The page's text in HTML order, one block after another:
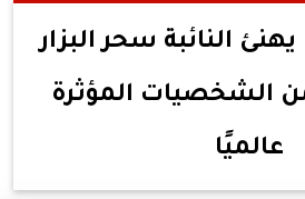
النائبة سحر البزار
الشخصيات المؤثرة
عالميًا